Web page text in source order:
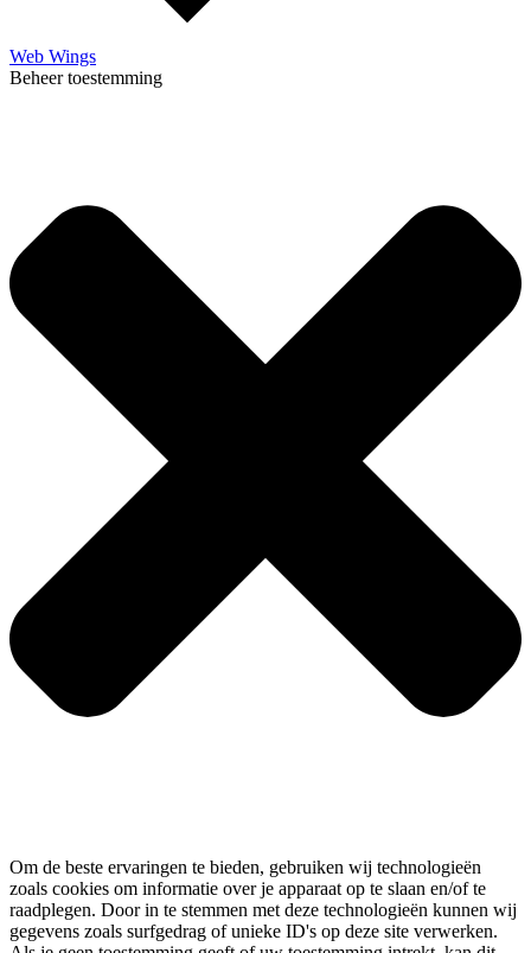
Web Wings
Beheer toestemming
Om de beste ervaringen te bieden, gebruiken wij technologieën
zoals cookies om informatie over je apparaat op te slaan en/of te
raadplegen. Door in te stemmen met deze technologieën kunnen wij
gegevens zoals surfgedrag of unieke ID's op deze site verwerken.